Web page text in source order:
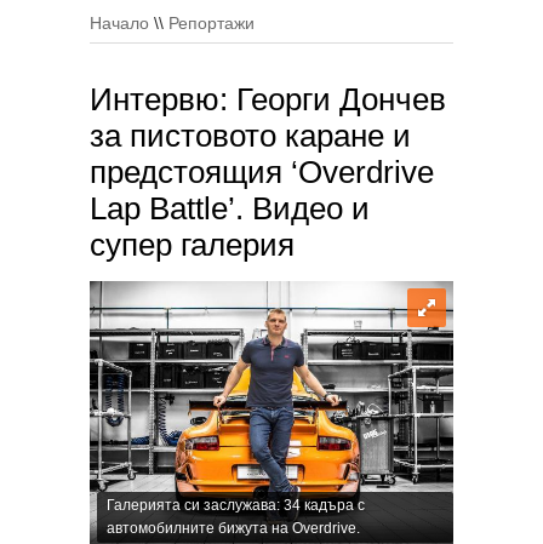
Начало \\ Репортажи
Интервю: Георги Дончев
за пистовото каране и
предстоящия ‘Overdrive
Lap Battle’. Видео и
супер галерия
Галерията си заслужава: 34 кадъра с
автомобилните бижута на Overdrive.